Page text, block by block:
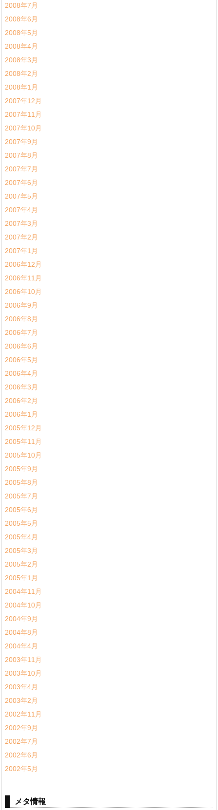
2008年7月
2008年6月
2008年5月
2008年4月
2008年3月
2008年2月
2008年1月
2007年12月
2007年11月
2007年10月
2007年9月
2007年8月
2007年7月
2007年6月
2007年5月
2007年4月
2007年3月
2007年2月
2007年1月
2006年12月
2006年11月
2006年10月
2006年9月
2006年8月
2006年7月
2006年6月
2006年5月
2006年4月
2006年3月
2006年2月
2006年1月
2005年12月
2005年11月
2005年10月
2005年9月
2005年8月
2005年7月
2005年6月
2005年5月
2005年4月
2005年3月
2005年2月
2005年1月
2004年11月
2004年10月
2004年9月
2004年8月
2004年4月
2003年11月
2003年10月
2003年4月
2003年2月
2002年11月
2002年9月
2002年7月
2002年6月
2002年5月
メタ情報